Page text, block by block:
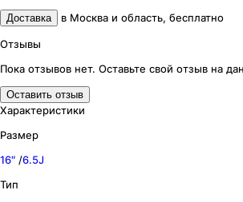
Доставка в Москва и область, бесплатно
Отзывы
Пока отзывов нет. Оставьте свой отзыв на
Оставить отзыв
Характеристики
Размер
16″ /6.5J
Тип